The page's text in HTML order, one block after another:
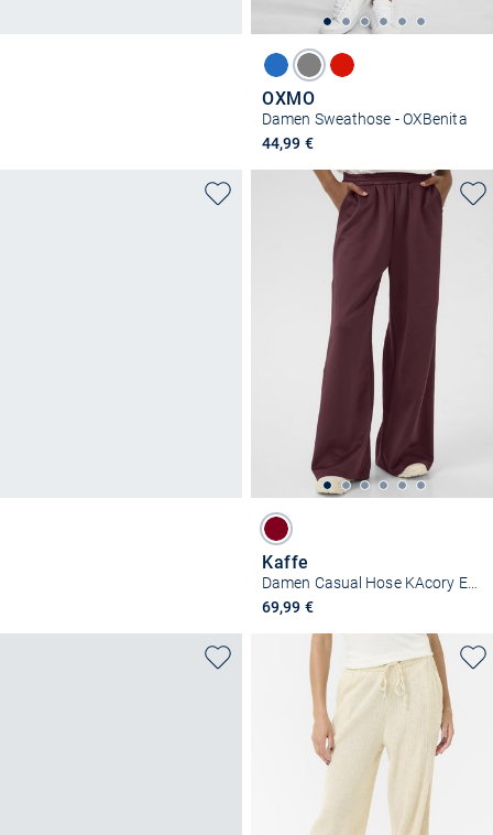
OXMO
Damen Sweathose - OXBenita
44,99 €
Kaffe
Damen Casual Hose KAcory Elastische Taille
69,99 €